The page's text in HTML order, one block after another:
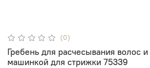
(0)
Гребень для расчесывания волос
машинкой для стрижки 75339